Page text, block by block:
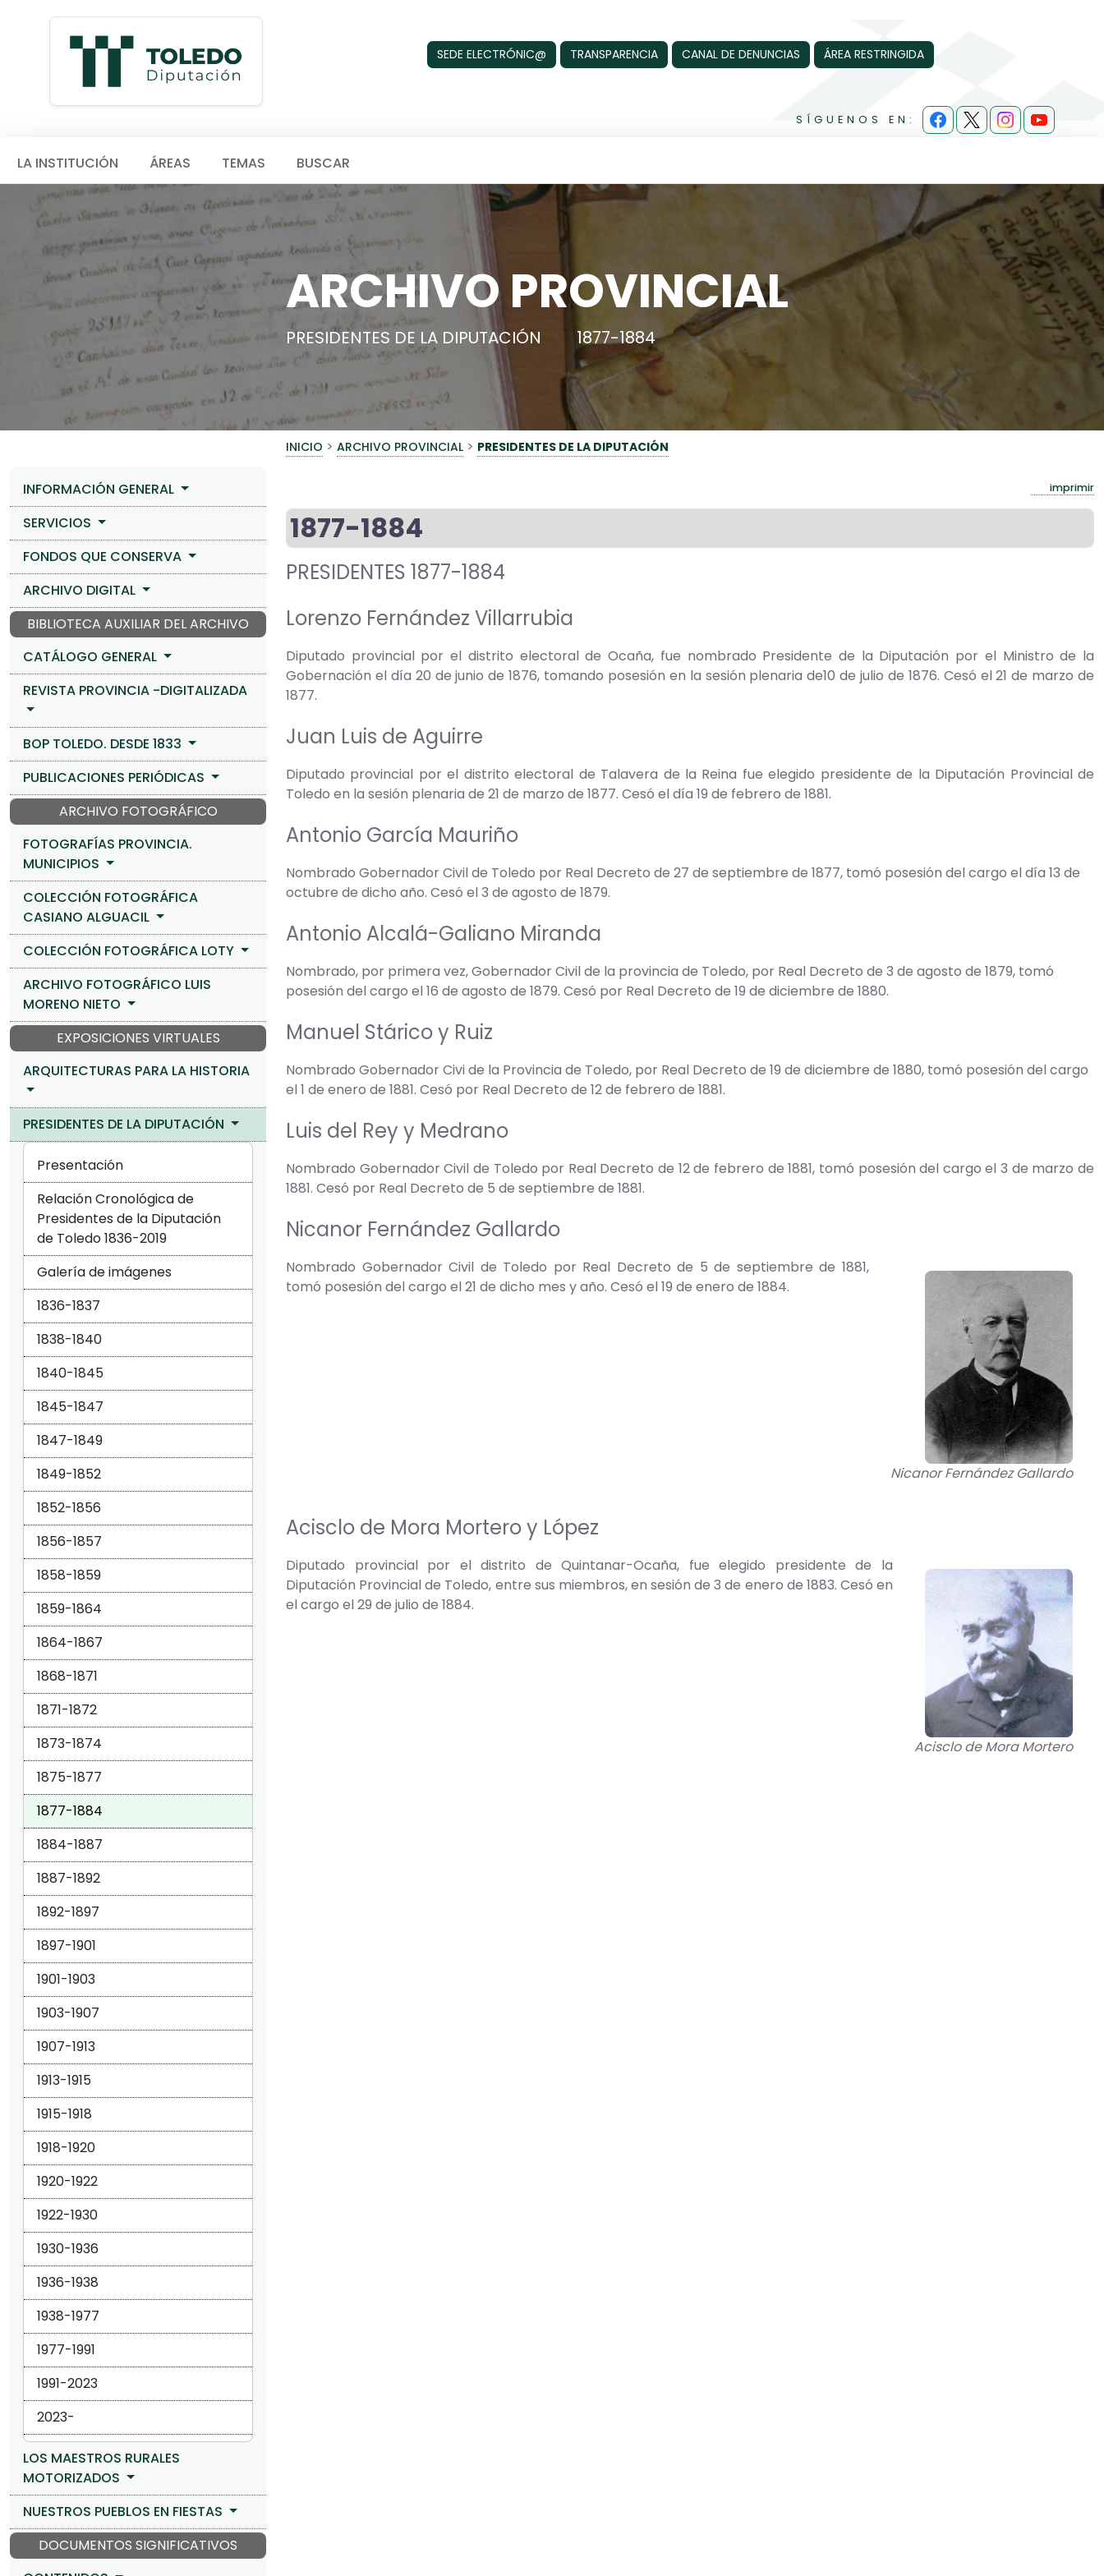
SEDE ELECTRÓNIC@ TRANSPARENCIA CANAL DE DENUNCIAS ÁREA RESTRINGIDA
SÍGUENOS EN:
LA INSTITUCIÓN ÁREAS TEMAS BUSCAR
ARCHIVO PROVINCIAL
PRESIDENTES DE LA DIPUTACIÓN 1877-1884
INICIO > ARCHIVO PROVINCIAL > PRESIDENTES DE LA DIPUTACIÓN
INFORMACIÓN GENERAL
SERVICIOS
FONDOS QUE CONSERVA
ARCHIVO DIGITAL
BIBLIOTECA AUXILIAR DEL ARCHIVO
CATÁLOGO GENERAL
REVISTA PROVINCIA -DIGITALIZADA
BOP TOLEDO. DESDE 1833
PUBLICACIONES PERIÓDICAS
ARCHIVO FOTOGRÁFICO
FOTOGRAFÍAS PROVINCIA.
MUNICIPIOS
COLECCIÓN FOTOGRÁFICA
CASIANO ALGUACIL
COLECCIÓN FOTOGRÁFICA LOTY
ARCHIVO FOTOGRÁFICO LUIS
MORENO NIETO
EXPOSICIONES VIRTUALES
ARQUITECTURAS PARA LA HISTORIA
PRESIDENTES DE LA DIPUTACIÓN
Presentación
Relación Cronológica de
Presidentes de la Diputación
de Toledo 1836-2019
Galería de imágenes
1836-1837
1838-1840
1840-1845
1845-1847
1847-1849
1849-1852
1852-1856
1856-1857
1858-1859
1859-1864
1864-1867
1868-1871
1871-1872
1873-1874
1875-1877
1877-1884
1884-1887
1887-1892
1892-1897
1897-1901
1901-1903
1903-1907
1907-1913
1913-1915
1915-1918
1918-1920
1920-1922
1922-1930
1930-1936
1936-1938
1938-1977
1977-1991
1991-2023
2023-
LOS MAESTROS RURALES
MOTORIZADOS
NUESTROS PUEBLOS EN FIESTAS
DOCUMENTOS SIGNIFICATIVOS
imprimir
1877-1884
PRESIDENTES 1877-1884
Lorenzo Fernández Villarrubia
Diputado provincial por el distrito electoral de Ocaña, fue nombrado Presidente de la Diputación por el Ministro de la
Gobernación el día 20 de junio de 1876, tomando posesión en la sesión plenaria de10 de julio de 1876. Cesó el 21 de marzo de
1877.
Juan Luis de Aguirre
Diputado provincial por el distrito electoral de Talavera de la Reina fue elegido presidente de la Diputación Provincial de
Toledo en la sesión plenaria de 21 de marzo de 1877. Cesó el día 19 de febrero de 1881.
Antonio García Mauriño
Nombrado Gobernador Civil de Toledo por Real Decreto de 27 de septiembre de 1877, tomó posesión del cargo el día 13 de
octubre de dicho año. Cesó el 3 de agosto de 1879.
Antonio Alcalá-Galiano Miranda
Nombrado, por primera vez, Gobernador Civil de la provincia de Toledo, por Real Decreto de 3 de agosto de 1879, tomó
posesión del cargo el 16 de agosto de 1879. Cesó por Real Decreto de 19 de diciembre de 1880.
Manuel Stárico y Ruiz
Nombrado Gobernador Civi de la Provincia de Toledo, por Real Decreto de 19 de diciembre de 1880, tomó posesión del cargo
el 1 de enero de 1881. Cesó por Real Decreto de 12 de febrero de 1881.
Luis del Rey y Medrano
Nombrado Gobernador Civil de Toledo por Real Decreto de 12 de febrero de 1881, tomó posesión del cargo el 3 de marzo de
1881. Cesó por Real Decreto de 5 de septiembre de 1881.
Nicanor Fernández Gallardo
Nicanor Fernández Gallardo
Nombrado Gobernador Civil de Toledo por Real Decreto de 5 de septiembre de 1881,
tomó posesión del cargo el 21 de dicho mes y año. Cesó el 19 de enero de 1884.
Acisclo de Mora Mortero y López
Acisclo de Mora Mortero
Diputado provincial por el distrito de Quintanar-Ocaña, fue elegido presidente de la
Diputación Provincial de Toledo, entre sus miembros, en sesión de 3 de enero de 1883. Cesó en
el cargo el 29 de julio de 1884.